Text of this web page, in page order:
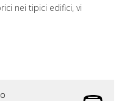
nei tipici edifici, vi